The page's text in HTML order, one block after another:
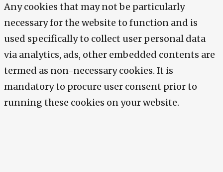
Any cookies that may not be particularly
necessary for the website to function and is
used specifically to collect user personal data
via analytics, ads, other embedded contents are
termed as non-necessary cookies. It is
mandatory to procure user consent prior to
running these cookies on your website.